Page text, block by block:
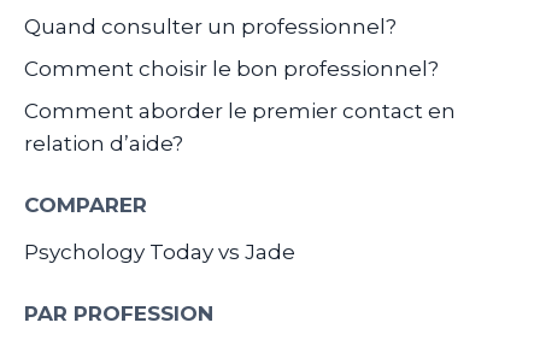
Quand consulter un professionnel?
Comment choisir le bon professionnel?
Comment aborder le premier contact en
relation d’aide?
COMPARER
Psychology Today vs Jade
PAR PROFESSION